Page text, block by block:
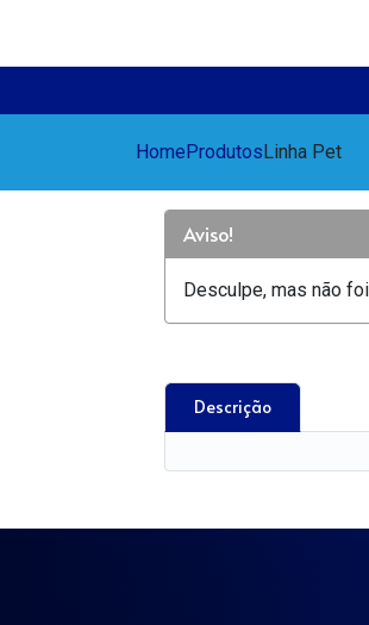
HomeProdutosLinha Pet
Aviso!
Desculpe, mas não
Descrição